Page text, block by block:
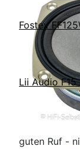
Fostex
Lii Audio F15
guten Ruf -